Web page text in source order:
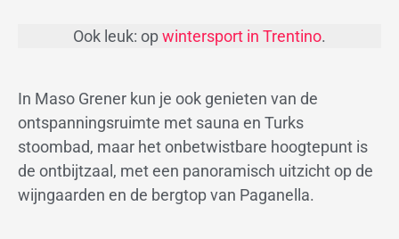
Ook leuk: opwintersport in Trentino.
In Maso Grener kun je ook genieten van de
ontspanningsruimte met sauna en Turks
stoombad, maar het onbetwistbare hoogtepunt is
de ontbijtzaal, met een panoramisch uitzicht op de
wijngaarden en de bergtop van Paganella.